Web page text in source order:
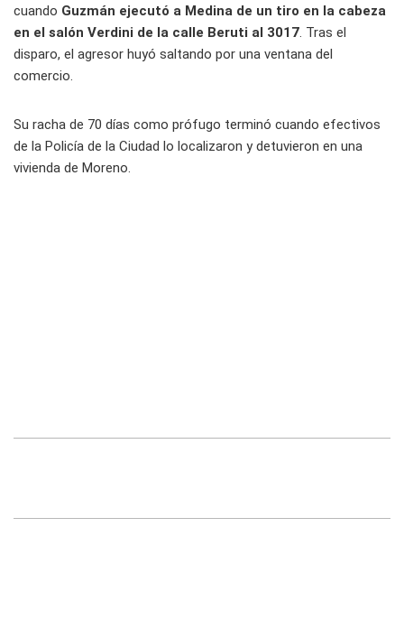
cuando Guzmán ejecutó a Medina de un tiro en la cabeza
en el salón Verdini de la calle Beruti al 3017. Tras el
disparo, el agresor huyó saltando por una ventana del
comercio.
Su racha de 70 días como prófugo terminó cuando efectivos
de la Policía de la Ciudad lo localizaron y detuvieron en una
vivienda de Moreno.